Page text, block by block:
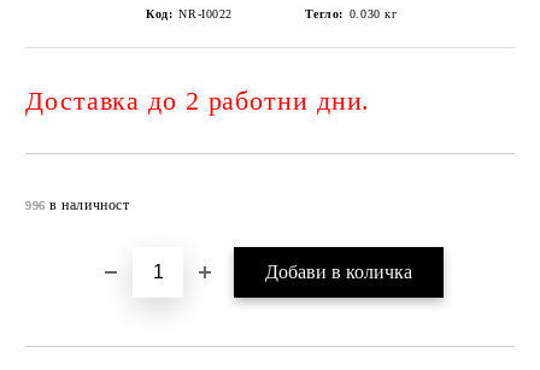
Код: NR-I0022 Тегло: 0.030 кг
Доставка до 2 работни дни.
996 в наличност